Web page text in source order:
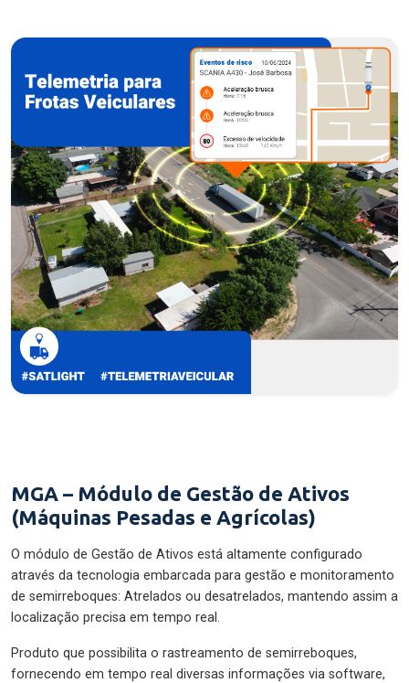
MGA – Módulo de Gestão de Ativos
(Máquinas Pesadas e Agrícolas)
O módulo de Gestão de Ativos está altamente configurado
através da tecnologia embarcada para gestão e monitoramento
de semirreboques: Atrelados ou desatrelados, mantendo assim a
localização precisa em tempo real.
Produto que possibilita o rastreamento de semirreboques,
fornecendo em tempo real diversas informações via software,